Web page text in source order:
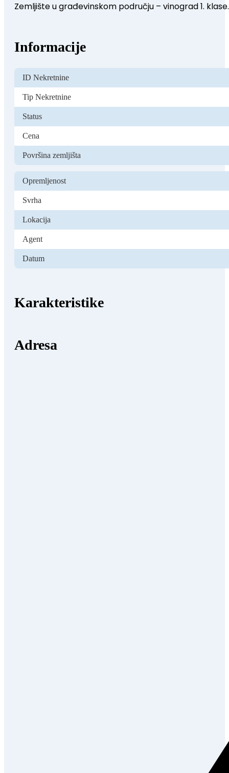
Zemljište u građevinskom području – vinograd 1.
Informacije
ID Nekretnine
Tip Nekretnine
Status
Cena
Površina zemljišta
Opremljenost
Svrha
Lokacija
Agent
Datum
Karakteristike
Adresa